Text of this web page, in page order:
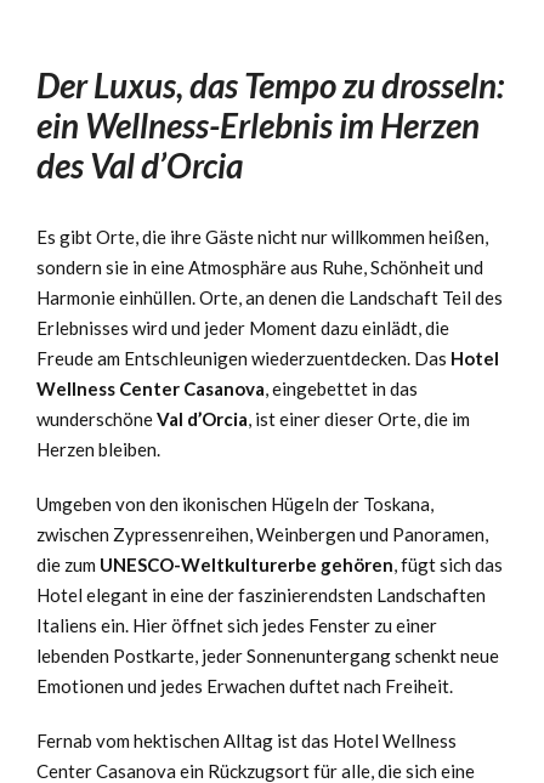
Der Luxus, das Tempo zu drosseln:
ein Wellness-Erlebnis im Herzen
des Val d’Orcia
Es gibt Orte, die ihre Gäste nicht nur willkommen heißen,
sondern sie in eine Atmosphäre aus Ruhe, Schönheit und
Harmonie einhüllen. Orte, an denen die Landschaft Teil des
Erlebnisses wird und jeder Moment dazu einlädt, die
Freude am Entschleunigen wiederzuentdecken. Das Hotel
Wellness Center Casanova, eingebettet in das
wunderschöneVal d’Orcia, ist einer dieser Orte, die im
Herzen bleiben.
Umgeben von den ikonischen Hügeln der Toskana,
zwischen Zypressenreihen, Weinbergen und Panoramen,
die zum UNESCO-Weltkulturerbe gehören, fügt sich das
Hotel elegant in eine der faszinierendsten Landschaften
Italiens ein. Hier öffnet sich jedes Fenster zu einer
lebenden Postkarte, jeder Sonnenuntergang schenkt neue
Emotionen und jedes Erwachen duftet nach Freiheit.
Fernab vom hektischen Alltag ist das Hotel Wellness
Center Casanova ein Rückzugsort für alle, die sich eine